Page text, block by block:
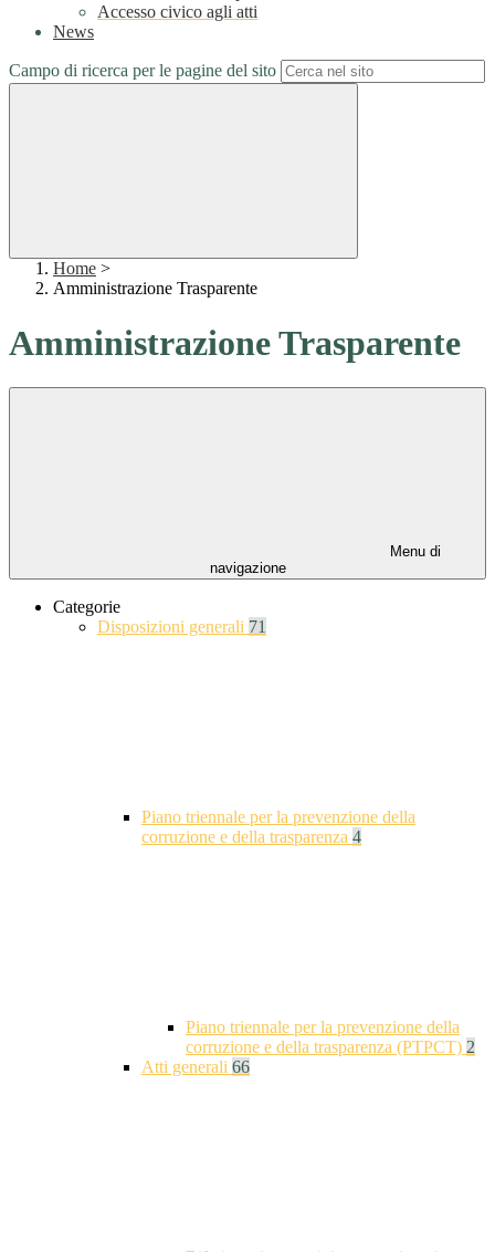
Accesso civico agli atti
News
Campo di ricerca per le pagine del sito
Home >
Amministrazione Trasparente
Amministrazione Trasparente
Menu di
navigazione
Categorie
Disposizioni generali 71
Piano triennale per la prevenzione della
corruzione e della trasparenza 4
Piano triennale per la prevenzione della
corruzione e della trasparenza (PTPCT) 2
Atti generali 66